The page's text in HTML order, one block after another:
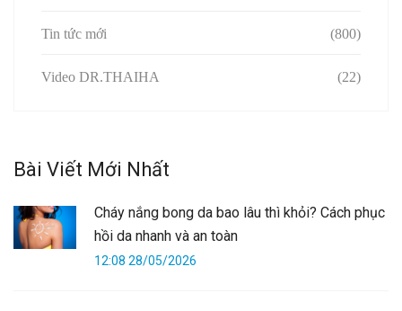
Tin tức mới (800)
Video DR.THAIHA (22)
Bài Viết Mới Nhất
Cháy nắng bong da bao lâu thì khỏi? Cách phục
hồi da nhanh và an toàn
12:08 28/05/2026